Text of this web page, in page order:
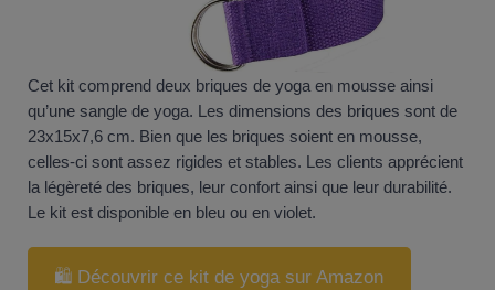
Cet kit comprend deux briques de yoga en mousse ainsi
qu’une sangle de yoga. Les dimensions des briques sont de
23x15x7,6 cm. Bien que les briques soient en mousse,
celles-ci sont assez rigides et stables. Les clients apprécient
la légèreté des briques, leur confort ainsi que leur durabilité.
Le kit est disponible en bleu ou en violet.
🛍️ Découvrir ce kit de yoga sur Amazon